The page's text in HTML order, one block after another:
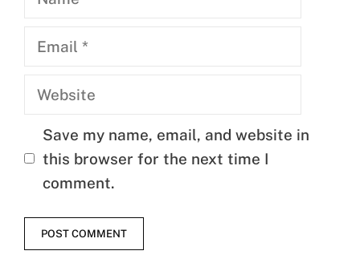
Email
Website
Save my name, email, and website in
this browser for the next time I
comment.